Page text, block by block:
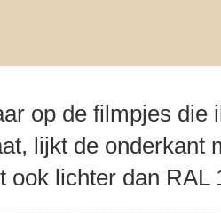
op de filmpjes die
lijkt de onderkant
ook lichter dan RAL